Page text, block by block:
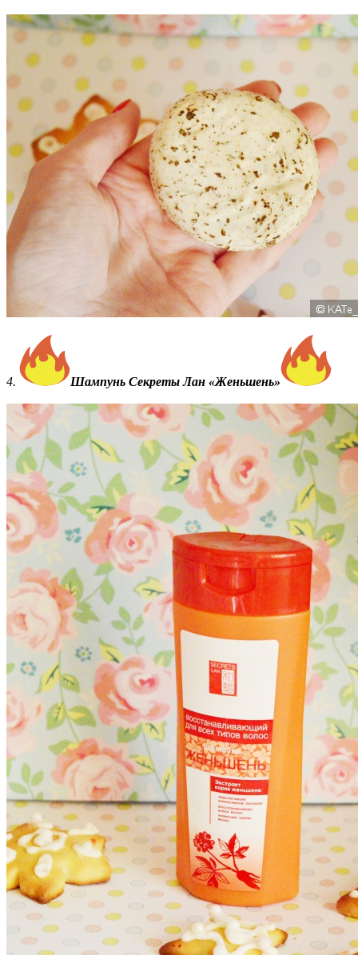
4. Шампунь Секреты Лан «Женьшень»